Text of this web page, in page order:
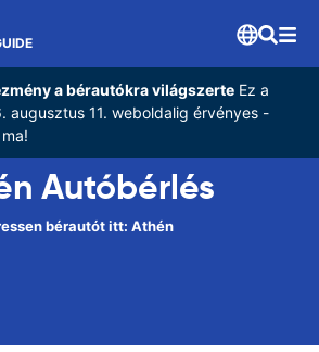
a bérautókra világszerteEz a
augusztus 11. weboldalig érvényes -
Autóbérlés
bérautót itt: Athén